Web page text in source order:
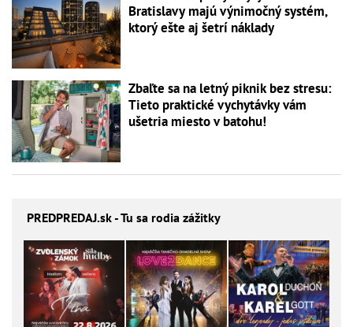
Bratislavy majú výnimočný systém,
ktorý ešte aj šetrí náklady
Zbaľte sa na letný piknik bez stresu:
Tieto praktické vychytávky vám
ušetria miesto v batohu!
PREDPREDAJ.sk - Tu sa rodia zážitky